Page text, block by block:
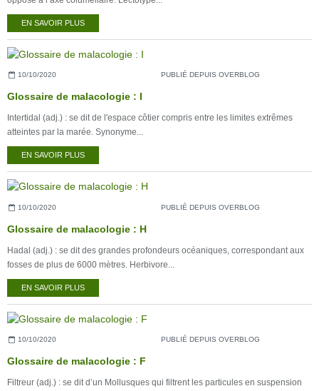
EN SAVOIR PLUS
10/10/2020 PUBLIÉ DEPUIS OVERBLOG
Glossaire de malacologie : I
Intertidal (adj.) : se dit de l'espace côtier compris entre les limites extrêmes
atteintes par la marée. Synonyme...
EN SAVOIR PLUS
10/10/2020 PUBLIÉ DEPUIS OVERBLOG
Glossaire de malacologie : H
Hadal (adj.) : se dit des grandes profondeurs océaniques, correspondant aux
fosses de plus de 6000 mètres. Herbivore...
EN SAVOIR PLUS
10/10/2020 PUBLIÉ DEPUIS OVERBLOG
Glossaire de malacologie : F
Filtreur (adj.) : se dit d’un Mollusques qui filtrent les particules en suspension